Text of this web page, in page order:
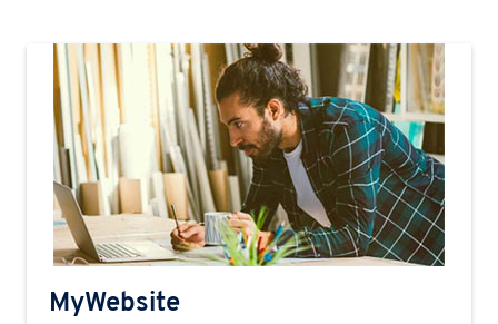
MyWebsite